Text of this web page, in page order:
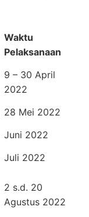
Waktu
Pelaksanaan
9 – 30 April
2022
28 Mei 2022
Juni 2022
Juli 2022
2 s.d. 20
Agustus 2022